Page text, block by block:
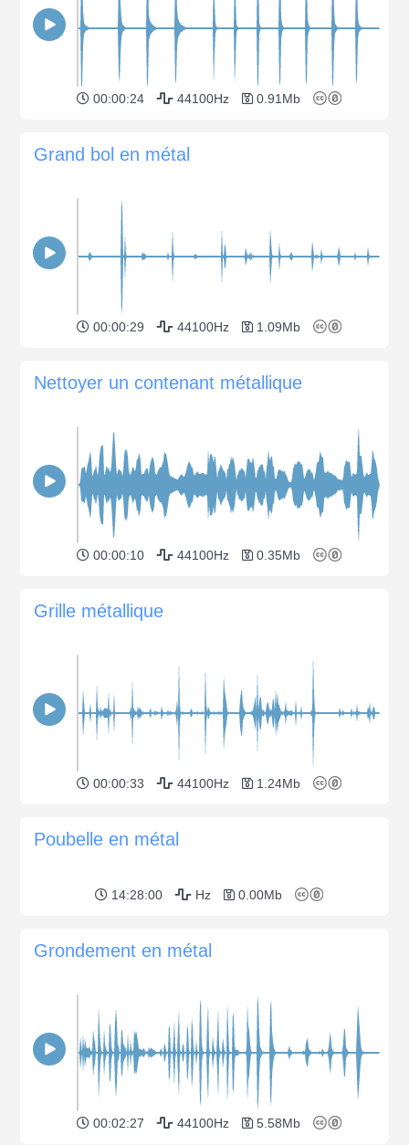
00:00:24 44100Hz 0.91Mb
Grand bol en métal
00:00:29 44100Hz 1.09Mb
Nettoyer un contenant métallique
00:00:10 44100Hz 0.35Mb
Grille métallique
00:00:33 44100Hz 1.24Mb
Poubelle en métal
14:28:00 Hz 0.00Mb
Grondement en métal
00:02:27 44100Hz 5.58Mb